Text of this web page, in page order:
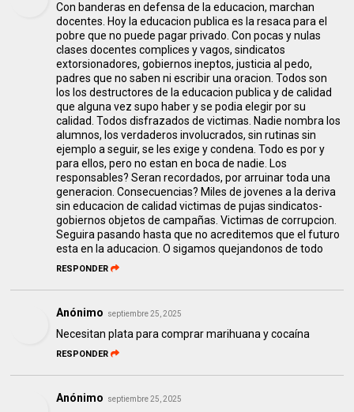
Con banderas en defensa de la educacion, marchan
docentes. Hoy la educacion publica es la resaca para el
pobre que no puede pagar privado. Con pocas y nulas
clases docentes complices y vagos, sindicatos
extorsionadores, gobiernos ineptos, justicia al pedo,
padres que no saben ni escribir una oracion. Todos son
los los destructores de la educacion publica y de calidad
que alguna vez supo haber y se podia elegir por su
calidad. Todos disfrazados de victimas. Nadie nombra los
alumnos, los verdaderos involucrados, sin rutinas sin
ejemplo a seguir, se les exige y condena. Todo es por y
para ellos, pero no estan en boca de nadie. Los
responsables? Seran recordados, por arruinar toda una
generacion. Consecuencias? Miles de jovenes a la deriva
sin educacion de calidad victimas de pujas sindicatos-
gobiernos objetos de campañas. Victimas de corrupcion.
Seguira pasando hasta que no acreditemos que el futuro
esta en la aducacion. O sigamos quejandonos de todo
RESPONDER
Anónimo septiembre 25, 2025
Necesitan plata para comprar marihuana y cocaína
RESPONDER
Anónimo septiembre 25, 2025